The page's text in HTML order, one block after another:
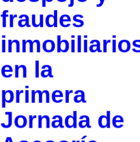
fraudes
en la
primera
Jornada de